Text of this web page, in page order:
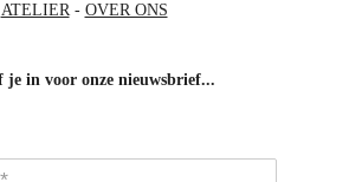
ATELIER- OVER ONS
je in voor onze nieuwsbrief...